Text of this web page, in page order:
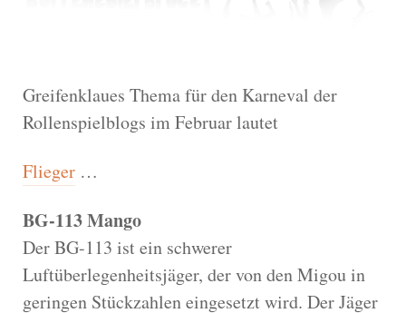
Greifenklaues Thema für den Karneval der
Rollenspielblogs im Februar lautet
Flieger …
BG-113 Mango
Der BG-113 ist ein schwerer
Luftüberlegenheitsjäger, der von den Migou in
geringen Stückzahlen eingesetzt wird. Der Jäger